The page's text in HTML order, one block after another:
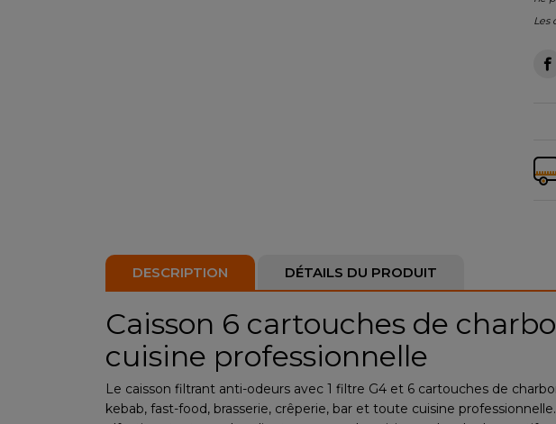
Les
DESCRIPTION DÉTAILS DU PRODUIT
Caisson 6 cartouches de
cuisine professionnelle
Le caisson filtrant anti-odeurs avec 1 filtre G4 et 6 cartouches de
kebab, fast-food, brasserie, crêperie, bar et toute cuisine